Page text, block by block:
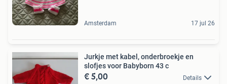
Amsterdam 17 jul 26
Jurkje met kabel, onderbroekje en
slofjes voor Babyborn 43 c
€ 5,00 Details